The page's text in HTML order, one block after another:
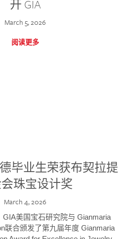
开 GIA
March 5, 2026
阅读更多
毕业生荣获布契拉提
珠宝设计奖
March 4, 2026
GIA美国宝石研究院与 Gianmaria
联合颁发了第九届年度 Gianmaria